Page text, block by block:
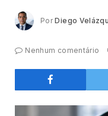
Por Diego
Nenhum comentário